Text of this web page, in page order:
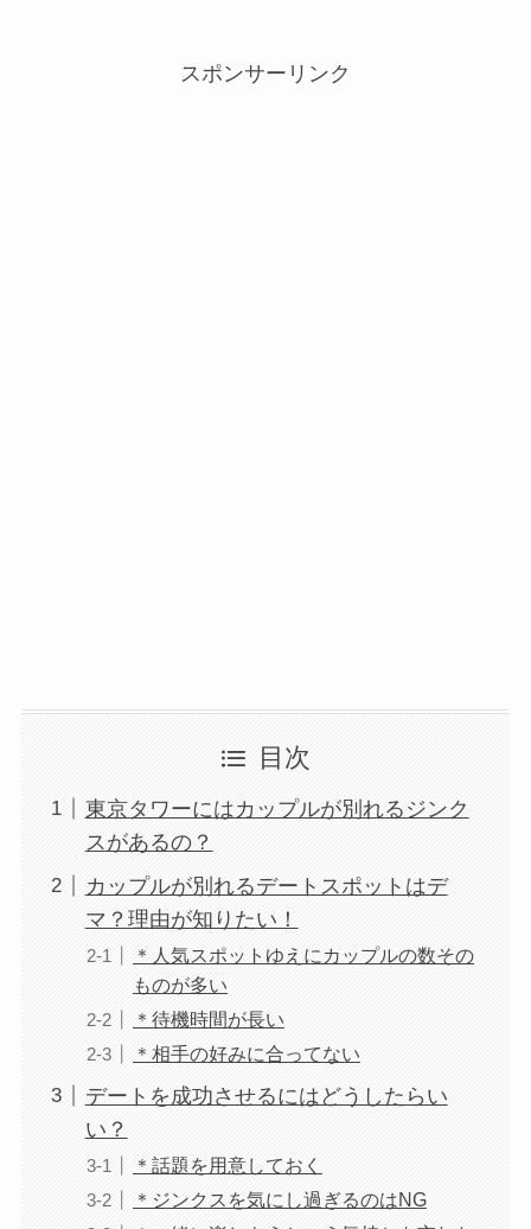
スポンサーリンク
目次
東京タワーにはカップルが別れるジンク
スがあるの？
カップルが別れるデートスポットはデ
マ？理由が知りたい！
＊人気スポットゆえにカップルの数その
ものが多い
＊待機時間が長い
＊相手の好みに合ってない
デートを成功させるにはどうしたらい
い？
＊話題を用意しておく
＊ジンクスを気にし過ぎるのはNG